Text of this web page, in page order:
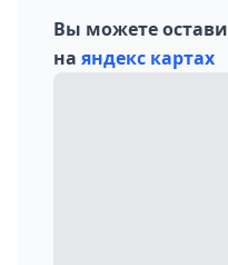
Вы можете
на яндекс картах